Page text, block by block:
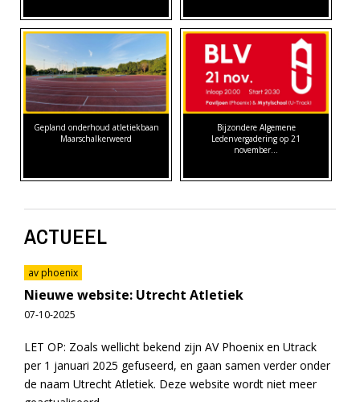
Gepland onderhoud atletiekbaan
Maarschalkerweerd
Bijzondere Algemene
Ledenvergadering op 21
november…
ACTUEEL
av phoenix
Nieuwe website: Utrecht Atletiek
07-10-2025
LET OP: Zoals wellicht bekend zijn AV Phoenix en Utrack
per 1 januari 2025 gefuseerd, en gaan samen verder onder
de naam Utrecht Atletiek. Deze website wordt niet meer